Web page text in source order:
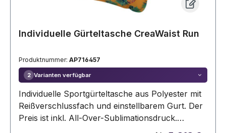
Individuelle Gürteltasche CreaWaist Run
Produktnummer: AP716457
2 Varianten verfügbar
Individuelle Sportgürteltasche aus Polyester mit
Reißverschlussfach und einstellbarem Gurt. Der
Preis ist inkl. All-Over-Sublimationsdruck.